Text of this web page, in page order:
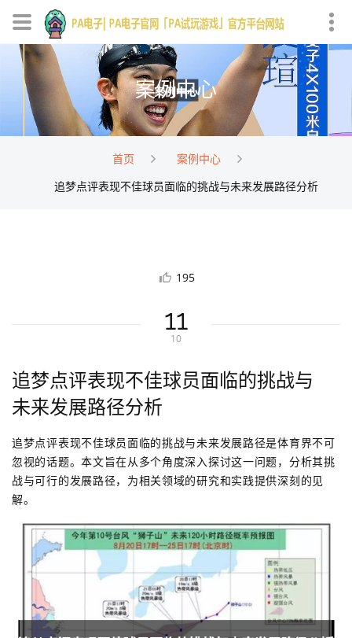
案例中心
首页
案例中心
追梦点评表现不佳球员面临的挑战与未来发展路径分析
195
11
10
追梦点评表现不佳球员面临的挑战与
未来发展路径分析
追梦点评表现不佳球员面临的挑战与未来发展路径是体育界不可
忽视的话题。本文旨在从多个角度深入探讨这一问题，分析其挑
战与可行的发展路径，为相关领域的研究和实践提供深刻的见
解。